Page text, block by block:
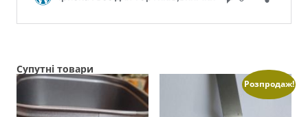
Супутні товари
Розпродаж!